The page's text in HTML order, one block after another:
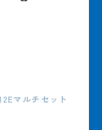
マルチセット